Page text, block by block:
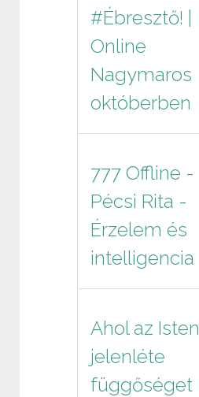
#Ébresztő! |
Online
Nagymaros
októberben
777 Offline -
Pécsi Rita -
Érzelem és
intelligencia
Ahol az Isten
jelenléte
függőséget